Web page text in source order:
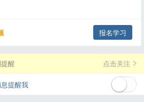
报名学习
醒 点击关注
提醒我